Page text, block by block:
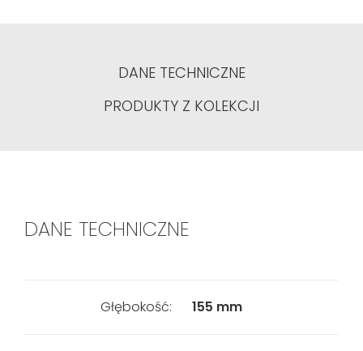
DANE TECHNICZNE
PRODUKTY Z KOLEKCJI
DANE TECHNICZNE
Głębokość: 155 mm